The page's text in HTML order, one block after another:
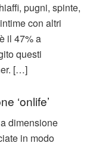
pugni, spinte,
con altri
il 47% a
questi
[…]
‘onlife’
dimensione
in modo